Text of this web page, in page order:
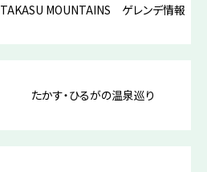
TAKASU MOUNTAINS ゲレンデ情報
たかす・ひるがの温泉巡り